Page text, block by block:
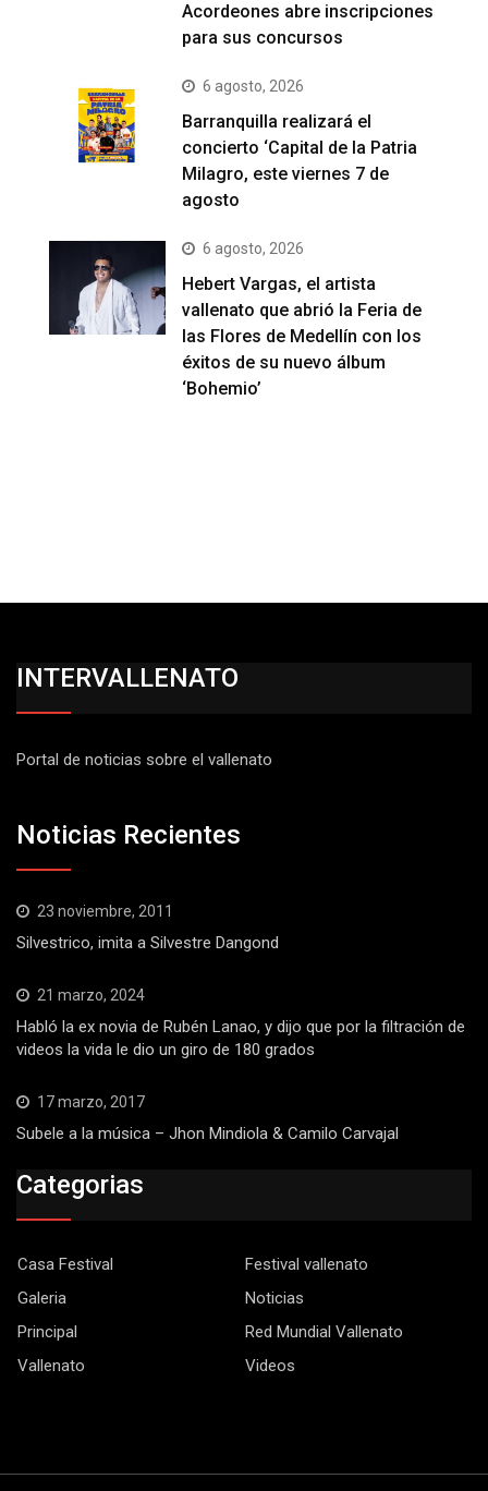
Acordeones abre inscripciones
para sus concursos
6 agosto, 2026
Barranquilla realizará el
concierto ‘Capital de la Patria
Milagro, este viernes 7 de
agosto
6 agosto, 2026
Hebert Vargas, el artista
vallenato que abrió la Feria de
las Flores de Medellín con los
éxitos de su nuevo álbum
‘Bohemio’
INTERVALLENATO
Portal de noticias sobre el vallenato
Noticias Recientes
23 noviembre, 2011
Silvestrico, imita a Silvestre Dangond
21 marzo, 2024
Habló la ex novia de Rubén Lanao, y dijo que por la filtración de
videos la vida le dio un giro de 180 grados
17 marzo, 2017
Subele a la música – Jhon Mindiola & Camilo Carvajal
Categorias
Casa Festival
Festival vallenato
Galeria
Noticias
Principal
Red Mundial Vallenato
Vallenato
Videos